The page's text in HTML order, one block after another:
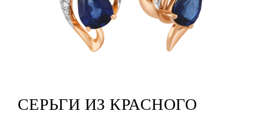
СЕРЬГИ ИЗ КРАСНОГО